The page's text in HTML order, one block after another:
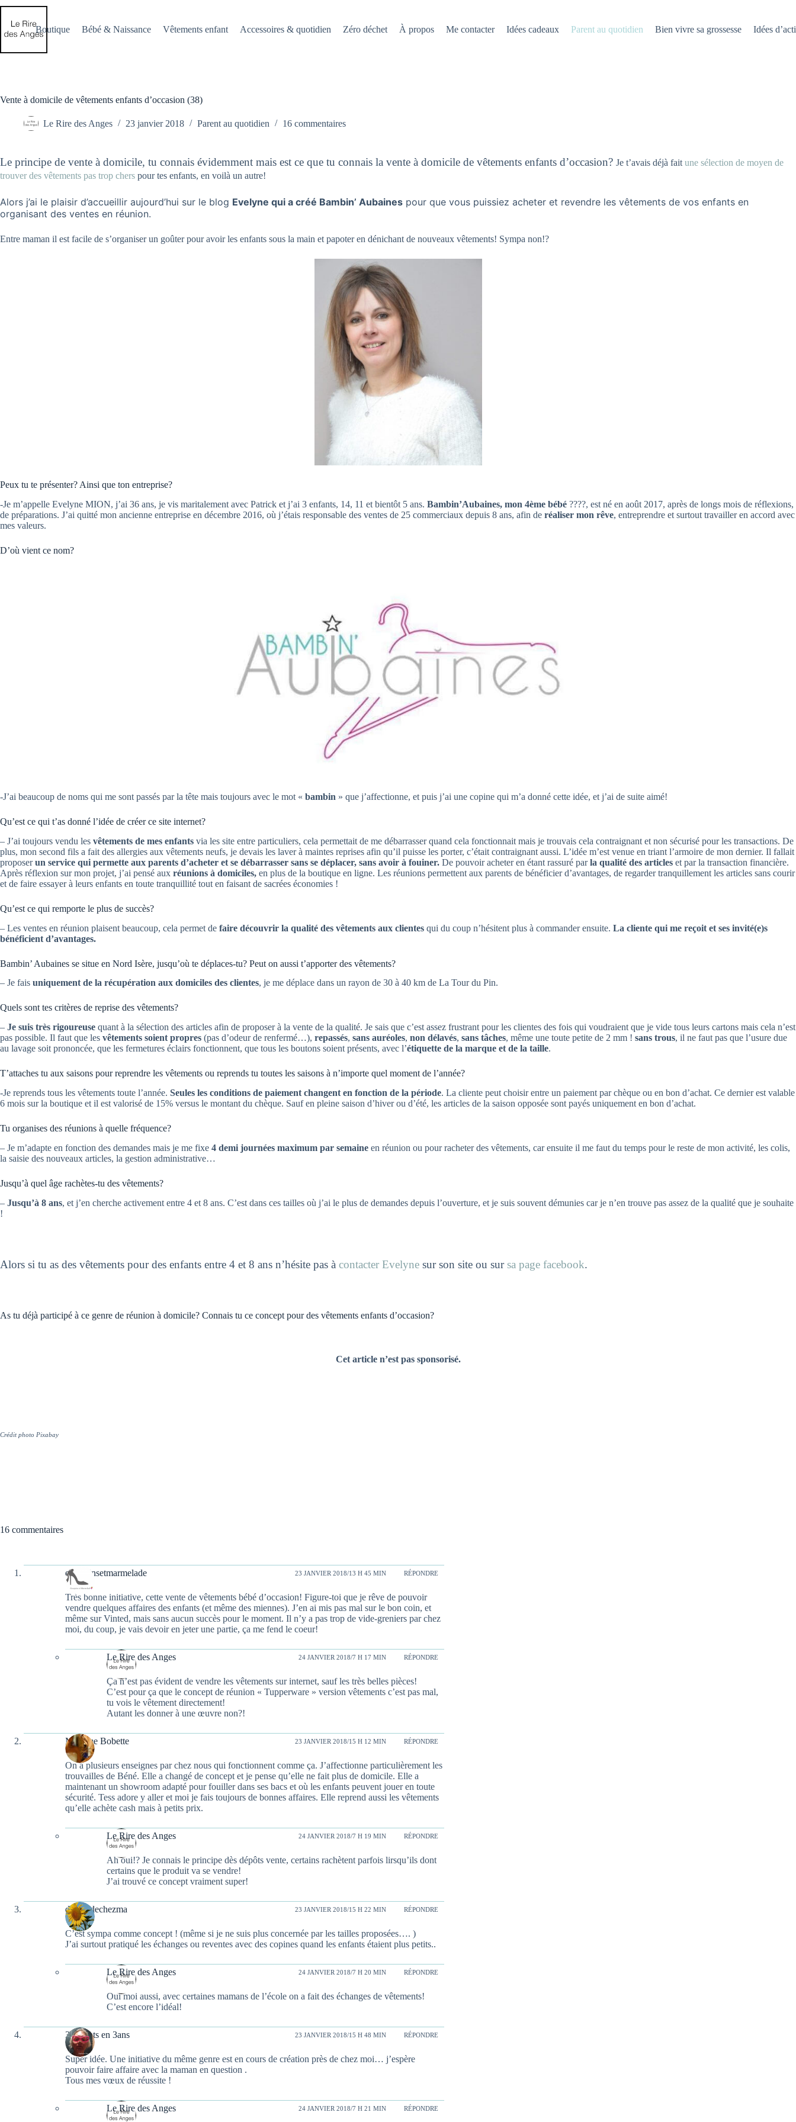
Passer
contenu
Boutique Bébé & Naissance Vêtements enfant Accessoires & quotidien Zéro déchet À propos Me contacter Idées cadeaux Parent au quotidien Bien vivre sa grossesse Idées
Vente à domicile de vêtements enfants d’occasion (38)
Le Rire des Anges 23 janvier 2018 Parent au quotidien 16 commentaires
Le principe de vente à domicile, tu connais évidemment mais est ce que tu connais la vente à domicile de vêtements enfants d’occasion? Je t’avais déjà fait une sélection de moyen de
trouver des vêtements pas trop chers pour tes enfants, en voilà un autre!
Alors j’ai le plaisir d’accueillir aujourd’hui sur le blog Evelyne qui a créé Bambin’ Aubaines pour que vous puissiez acheter et revendre les vêtements de vos enfants en
organisant des ventes en réunion.
Entre maman il est facile de s’organiser un goûter pour avoir les enfants sous la main et papoter en dénichant de nouveaux vêtements! Sympa non!?
Peux tu te présenter? Ainsi que ton entreprise?
-Je m’appelle Evelyne MION, j’ai 36 ans, je vis maritalement avec Patrick et j’ai 3 enfants, 14, 11 et bientôt 5 ans. Bambin’Aubaines, mon 4ème bébé ????, est né en août 2017, après de longs mois de réflexions,
de préparations. J’ai quitté mon ancienne entreprise en décembre 2016, où j’étais responsable des ventes de 25 commerciaux depuis 8 ans, afin de réaliser mon rêve, entreprendre et surtout travailler en accord avec
mes valeurs.
D’où vient ce nom?
-J’ai beaucoup de noms qui me sont passés par la tête mais toujours avec le mot « bambin » que j’affectionne, et puis j’ai une copine qui m’a donné cette idée, et j’ai de suite aimé!
Qu’est ce qui t’as donné l’idée de créer ce site internet?
– J’ai toujours vendu les vêtements de mes enfants via les site entre particuliers, cela permettait de me débarrasser quand cela fonctionnait mais je trouvais cela contraignant et non sécurisé pour les transactions. De
plus, mon second fils a fait des allergies aux vêtements neufs, je devais les laver à maintes reprises afin qu’il puisse les porter, c’était contraignant aussi. L’idée m’est venue en triant l’armoire de mon dernier. Il fallait
proposerun service qui permette aux parents d’acheter et se débarrasser sans se déplacer, sans avoir à fouiner. De pouvoir acheter en étant rassuré parla qualité des articles et par la transaction financière.
Après réflexion sur mon projet, j’ai pensé aux réunions à domiciles, en plus de la boutique en ligne. Les réunions permettent aux parents de bénéficier d’avantages, de regarder tranquillement les articles sans courir
et de faire essayer à leurs enfants en toute tranquillité tout en faisant de sacrées économies !
Qu’est ce qui remporte le plus de succès?
– Les ventes en réunion plaisent beaucoup, cela permet de faire découvrir la qualité des vêtements aux clientes qui du coup n’hésitent plus à commander ensuite. La cliente qui me reçoit et ses invité(e)s
bénéficient d’avantages.
Bambin’ Aubaines se situe en Nord Isère, jusqu’où te déplaces-tu? Peut on aussi t’apporter des vêtements?
– Je fais uniquement de la récupération aux domiciles des clientes, je me déplace dans un rayon de 30 à 40 km de La Tour du Pin.
Quels sont tes critères de reprise des vêtements?
– Je suis très rigoureuse quant à la sélection des articles afin de proposer à la vente de la qualité. Je sais que c’est assez frustrant pour les clientes des fois qui voudraient que je vide tous leurs cartons mais cela n’est
pas possible. Il faut que les vêtements soient propres (pas d’odeur de renfermé…), repassés, sans auréoles, non délavés, sans tâches, même une toute petite de 2 mm ! sans trous, il ne faut pas que l’usure due
au lavage soit prononcée, que les fermetures éclairs fonctionnent, que tous les boutons soient présents, avec l’étiquette de la marque et de la taille.
T’attaches tu aux saisons pour reprendre les vêtements ou reprends tu toutes les saisons à n’importe quel moment de l’année?
-Je reprends tous les vêtements toute l’année. Seules les conditions de paiement changent en fonction de la période. La cliente peut choisir entre un paiement par chèque ou en bon d’achat. Ce dernier est valable
6 mois sur la boutique et il est valorisé de 15% versus le montant du chèque. Sauf en pleine saison d’hiver ou d’été, les articles de la saison opposée sont payés uniquement en bon d’achat.
Tu organises des réunions à quelle fréquence?
– Je m’adapte en fonction des demandes mais je me fixe 4 demi journées maximum par semaine en réunion ou pour racheter des vêtements, car ensuite il me faut du temps pour le reste de mon activité, les colis,
la saisie des nouveaux articles, la gestion administrative…
Jusqu’à quel âge rachètes-tu des vêtements?
– Jusqu’à 8 ans, et j’en cherche activement entre 4 et 8 ans. C’est dans ces tailles où j’ai le plus de demandes depuis l’ouverture, et je suis souvent démunies car je n’en trouve pas assez de la qualité que je souhaite
!
Alors si tu as des vêtements pour des enfants entre 4 et 8 ans n’hésite pas à contacter Evelyne sur son site ou sursa page facebook.
As tu déjà participé à ce genre de réunion à domicile? Connais tu ce concept pour des vêtements enfants d’occasion?
Cet article n’est pas sponsorisé.
Crédit photo Pixabay
16 commentaires
escarpinsetmarmelade 23 JANVIER 2018/13 H 45 MIN RÉPONDRE
Très bonne initiative, cette vente de vêtements bébé d’occasion! Figure-toi que je rêve de pouvoir
vendre quelques affaires des enfants (et même des miennes). J’en ai mis pas mal sur le bon coin, et
même sur Vinted, mais sans aucun succès pour le moment. Il n’y a pas trop de vide-greniers par chez
moi, du coup, je vais devoir en jeter une partie, ça me fend le coeur!
Le Rire des Anges 24 JANVIER 2018/7 H 17 MIN RÉPONDRE
Ça n’est pas évident de vendre les vêtements sur internet, sauf les très belles pièces!
C’est pour ça que le concept de réunion « Tupperware » version vêtements c’est pas mal,
tu vois le vêtement directement!
Autant les donner à une œuvre non?!
Madame Bobette 23 JANVIER 2018/15 H 12 MIN RÉPONDRE
On a plusieurs enseignes par chez nous qui fonctionnent comme ça. J’affectionne particulièrement les
trouvailles de Béné. Elle a changé de concept et je pense qu’elle ne fait plus de domicile. Elle a
maintenant un showroom adapté pour fouiller dans ses bacs et où les enfants peuvent jouer en toute
sécurité. Tess adore y aller et moi je fais toujours de bonnes affaires. Elle reprend aussi les vêtements
qu’elle achète cash mais à petits prix.
Le Rire des Anges 24 JANVIER 2018/7 H 19 MIN RÉPONDRE
Ah oui!? Je connais le principe dès dépôts vente, certains rachètent parfois lirsqu’ils dont
certains que le produit va se vendre!
J’ai trouvé ce concept vraiment super!
ducotedechezma 23 JANVIER 2018/15 H 22 MIN RÉPONDRE
C’est sympa comme concept ! (même si je ne suis plus concernée par les tailles proposées…. )
J’ai surtout pratiqué les échanges ou reventes avec des copines quand les enfants étaient plus petits..
Le Rire des Anges 24 JANVIER 2018/7 H 20 MIN RÉPONDRE
Oui moi aussi, avec certaines mamans de l’école on a fait des échanges de vêtements!
C’est encore l’idéal!
3 enfants en 3ans 23 JANVIER 2018/15 H 48 MIN RÉPONDRE
Super idée. Une initiative du même genre est en cours de création près de chez moi… j’espère
pouvoir faire affaire avec la maman en question .
Tous mes vœux de réussite !
Le Rire des Anges 24 JANVIER 2018/7 H 21 MIN RÉPONDRE